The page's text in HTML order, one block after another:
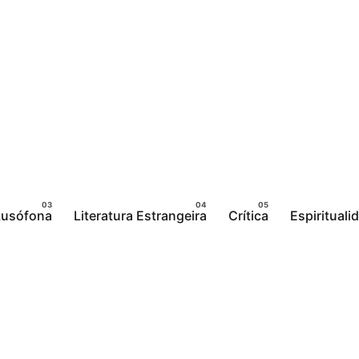
Literatura Estrangeira Crítica